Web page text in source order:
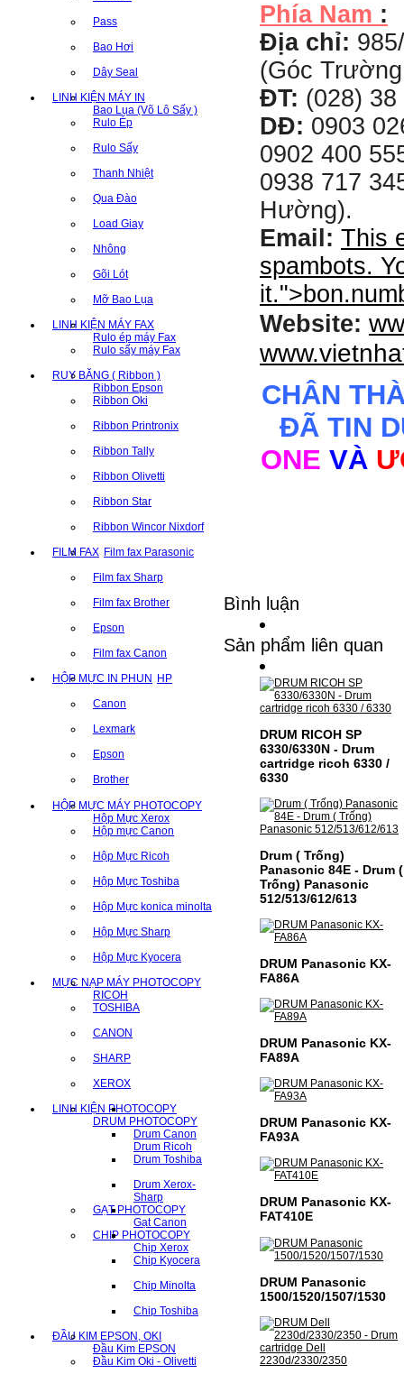
Pass
Bao Hơi
Dây Seal
LINH KIỆN MÁY IN
Bao Lụa (Võ Lô Sấy )
Rulo Ép
Rulo Sấy
Thanh Nhiệt
Qua Đào
Load Giay
Nhông
Gõi Lót
Mỡ Bao Lụa
LINH KIỆN MÁY FAX
Rulo ép máy Fax
Rulo sấy máy Fax
RUY BĂNG ( Ribbon )
Ribbon Epson
Ribbon Oki
Ribbon Printronix
Ribbon Tally
Ribbon Olivetti
Ribbon Star
Ribbon Wincor Nixdorf
FILM FAX Film fax Parasonic
Film fax Sharp
Film fax Brother
Epson
Film fax Canon
HỘP MỰC IN PHUN HP
Canon
Lexmark
Epson
Brother
HỘP MỰC MÁY PHOTOCOPY
Hộp Mực Xerox
Hộp mực Canon
Hộp Mực Ricoh
Hộp Mực Toshiba
Hộp Mực konica minolta
Hộp Mực Sharp
Hộp Mực Kyocera
MỰC NẠP MÁY PHOTOCOPY
RICOH
TOSHIBA
CANON
SHARP
XEROX
LINH KIỆN PHOTOCOPY
DRUM PHOTOCOPY
Drum Canon
Drum Ricoh
Drum Toshiba
Drum Xerox-
Sharp
GẠT PHOTOCOPY
Gạt Canon
CHIP PHOTOCOPY
Chip Xerox
Chip Kyocera
Chip Minolta
Chip Toshiba
ĐẦU KIM EPSON, OKI
Đầu Kim EPSON
Đầu Kim Oki - Olivetti
Phía Nam :
Địa chỉ:
(Góc
ĐT: (028)
DĐ: 0903
0902 400
0938 717
Hường).
Email: This
spambots.
it.">
Website:
CHÂN
ĐÃ TIN
ONE VÀ
Bình luận
Sản phẩm liên quan
DRUM RICOH SP
6330/6330N - Drum
cartridge ricoh 6330 /
6330
Drum ( Trống)
Panasonic 84E - Drum (
Trống) Panasonic
512/513/612/613
DRUM Panasonic KX-
FA86A
DRUM Panasonic KX-
FA89A
DRUM Panasonic KX-
FA93A
DRUM Panasonic KX-
FAT410E
DRUM Panasonic
1500/1520/1507/1530